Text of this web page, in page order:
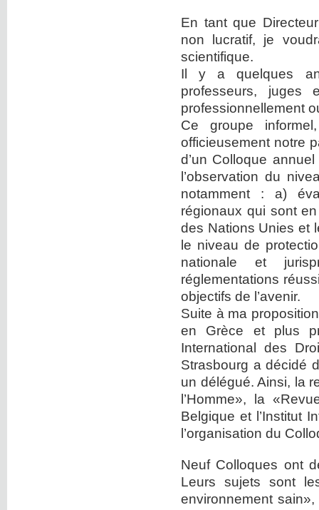
En tant que
non lucratif, je
scientifique.
Il y a quelques
professeurs, juges
professionnellement
Ce groupe
officieusement notre
d’un Colloque
l’observation du
notamment : a)
régionaux qui sont
des Nations Unies et
le niveau de
nationale et
réglementations
objectifs de l’avenir.
Suite à ma
en Grèce et plus
International des
Strasbourg a décidé
un délégué. Ainsi, la
l’Homme», la
Belgique et l’Institut
l’organisation du
Neuf Colloques ont
Leurs sujets sont
environnement